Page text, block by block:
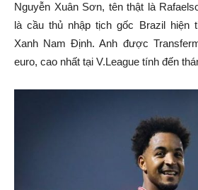
Nguyễn Xuân Sơn, tên thật là
là cầu thủ nhập tịch gốc Brazil hiện
Xanh Nam Định. Anh được
euro, cao nhất tại V.League tính đến